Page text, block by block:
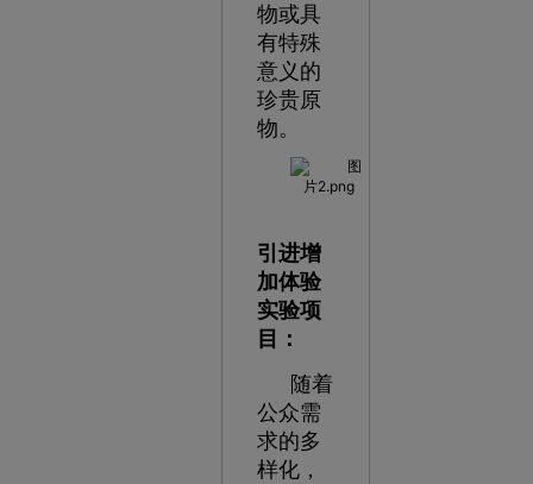
物或具
有特殊
意义的
珍贵原
物。
引进增
加体验
实验项
目：
随着
公众需
求的多
样化，